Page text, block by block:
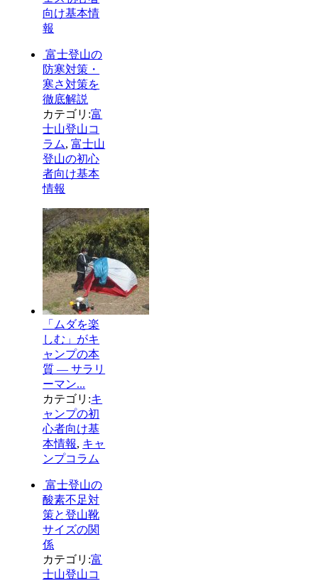
向け基本情
報
富士登山の
防寒対策・
寒さ対策を
徹底解説
カテゴリ:富
士山登山コ
ラム,富士山
登山の初心
者向け基本
情報
「ムダを楽
しむ」がキ
ャンプの本
質 ― サラリ
ーマン...
カテゴリ:キ
ャンプの初
心者向け基
本情報, キャ
ンプコラム
富士登山の
酸素不足対
策と登山靴
サイズの関
係
カテゴリ:富
士山登山コ